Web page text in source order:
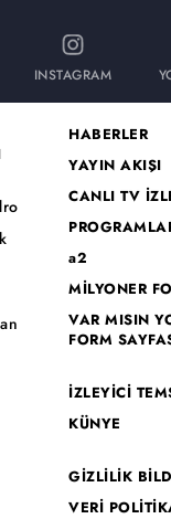
INSTAGRAM
HABERLER
YAYIN AKIŞI
CANLI TV
a2
MİLYONER
VAR MISIN
FORM
İZLEYİCİ
KÜNYE
GİZLİLİK
VERİ